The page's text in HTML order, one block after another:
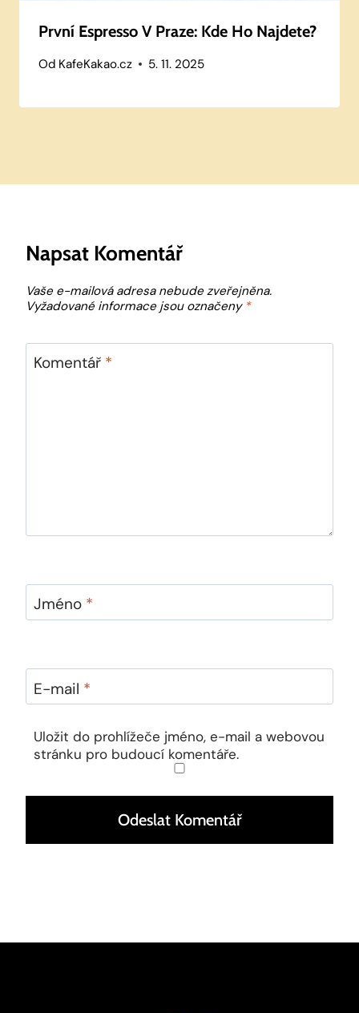
První Espresso V Praze: Kde Ho Najdete?
Od KafeKakao.cz 5. 11. 2025
Napsat Komentář
Vaše e-mailová adresa nebude zveřejněna.
Vyžadované informace jsou označeny *
Komentář *
Jméno *
E-mail *
Uložit do prohlížeče jméno, e-mail a webovou
stránku pro budoucí komentáře.